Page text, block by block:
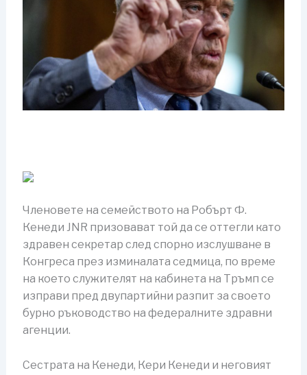
Членовете на семейството на Робърт Ф.
Кенеди JNR призовават той да се оттегли като
здравен секретар след спорно изслушване в
Конгреса през изминалата седмица, по време
на което служителят на кабинета на Тръмп се
изправи пред двупартийни разпит за своето
бурно ръководство на федералните здравни
агенции.
Сестрата на Кенеди, Кери Кенеди и неговият